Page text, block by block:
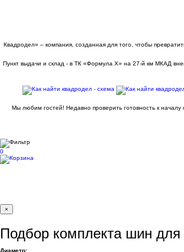
Квадродел» – компания, созданная для того, чтобы
Пункт выдачи и склад - в ТК «Формула X» на 27-й км МКАД
Мы любим гостей! Недавно проверить готовность к
0
×
Подбор комплекта шин